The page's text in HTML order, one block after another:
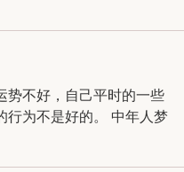
势不好，自己平时的一些
行为不是好的。 中年人梦